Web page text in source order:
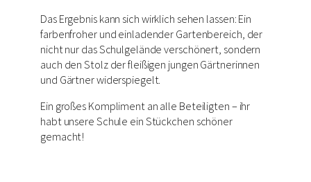
Das Ergebnis kann sich wirklich sehen lassen: Ein
farbenfroher und einladender Gartenbereich, der
nicht nur das Schulgelände verschönert, sondern
auch den Stolz der fleißigen jungen Gärtnerinnen
und Gärtner widerspiegelt.
Ein großes Kompliment an alle Beteiligten – ihr
habt unsere Schule ein Stückchen schöner
gemacht!